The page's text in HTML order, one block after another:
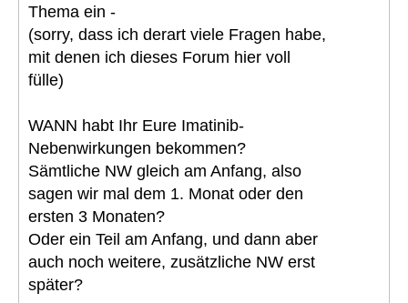
Thema ein -
(sorry, dass ich derart viele Fragen habe,
mit denen ich dieses Forum hier voll
fülle)
WANN habt Ihr Eure Imatinib-
Nebenwirkungen bekommen?
Sämtliche NW gleich am Anfang, also
sagen wir mal dem 1. Monat oder den
ersten 3 Monaten?
Oder ein Teil am Anfang, und dann aber
auch noch weitere, zusätzliche NW erst
später?